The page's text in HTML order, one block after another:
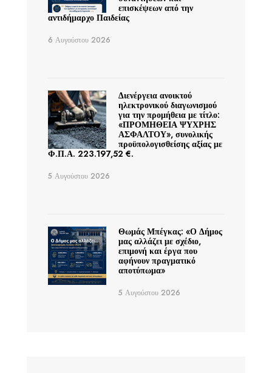
επισκέψεων από την
αντιδήμαρχο Παιδείας
6 Αυγούστου 2026
Διενέργεια ανοικτού
ηλεκτρονικού διαγωνισμού
για την προμήθεια με τίτλο:
«ΠΡΟΜΗΘΕΙΑ ΨΥΧΡΗΣ
ΑΣΦΑΛΤΟΥ», συνολικής
προϋπολογισθείσης αξίας με
Φ.Π.Α. 223.197,52 €.
5 Αυγούστου 2026
Θωμάς Μπέγκας: «Ο Δήμος
μας αλλάζει με σχέδιο,
επιμονή και έργα που
αφήνουν πραγματικό
αποτύπωμα»
5 Αυγούστου 2026